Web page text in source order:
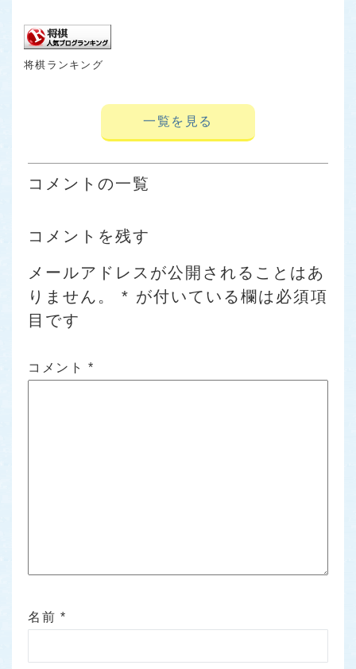
将棋ランキング
一覧を見る
コメントの一覧
コメントを残す
メールアドレスが公開されることはあ
りません。
* が付いている欄は必須項
目です
コメント *
名前 *